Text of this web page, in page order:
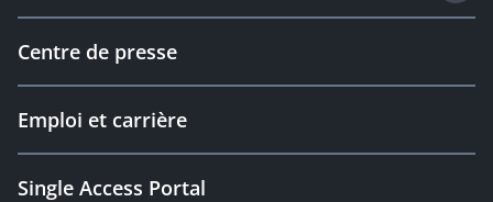
Centre de presse
Emploi et carrière
Single Access Portal